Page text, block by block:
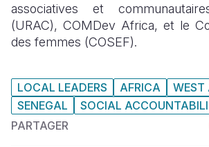
associatives et
(URAC), COMDev Africa, et le
des femmes (COSEF).
LOCAL LEADERS AFRICA
WEST
SENEGAL
SOCIAL
PARTAGER